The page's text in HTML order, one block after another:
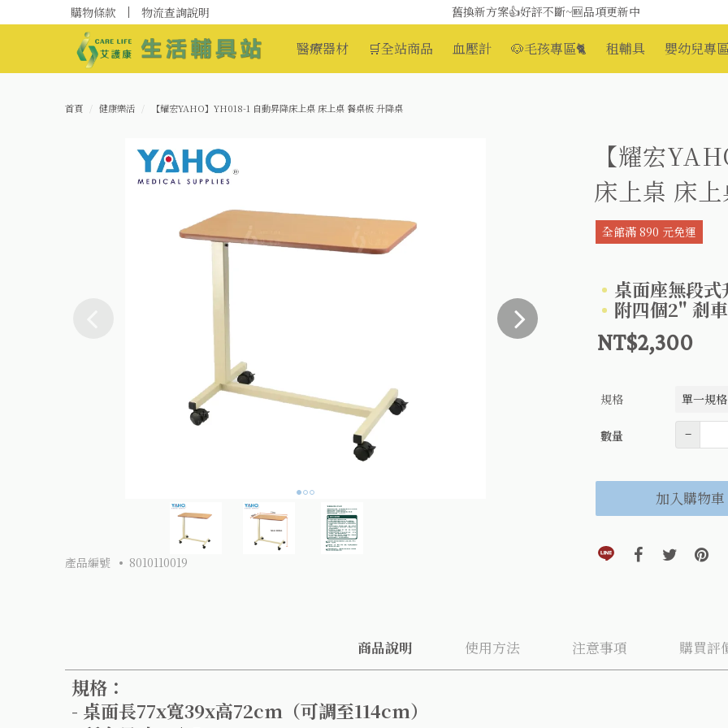
購物條款 物流查詢說明
媽媽社團推薦❗歐姆龍NE-U100噴霧器❗躺著噴也👌
舊換新方案👍好評不斷~🆕品項更新中
😆備餐原來可以這麼輕鬆🎌KEWPIE介護食🍱營養均衡
醫療器材 🛒全站商品 血壓計 🐶毛孩專區🐈 租輔具 嬰幼兒專
首頁 健康樂活 【耀宏YAHO】YH018-1 自動昇降床上桌 床上桌 餐桌板 升降桌
產品編號 8010110019
【耀宏
床上桌 床
全館滿 890 元免運
桌面座無段式
附四個2" 剎
NT$2,300
規格
數量 –
加入購物車
分享到line(另開視窗)
分享到分享到分
商品說明 使用方法 注意事項 購買評
規格：
- 桌面長77x寬39x高72cm（可調至114cm）